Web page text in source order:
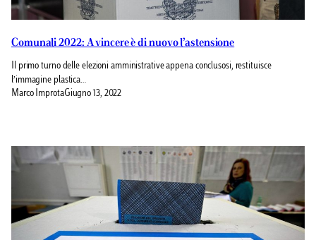
Comunali 2022: A vincere è di nuovo l’astensione
Il primo turno delle elezioni amministrative appena conclusosi, restituisce
l’immagine plastica…
Marco ImprotaGiugno 13, 2022